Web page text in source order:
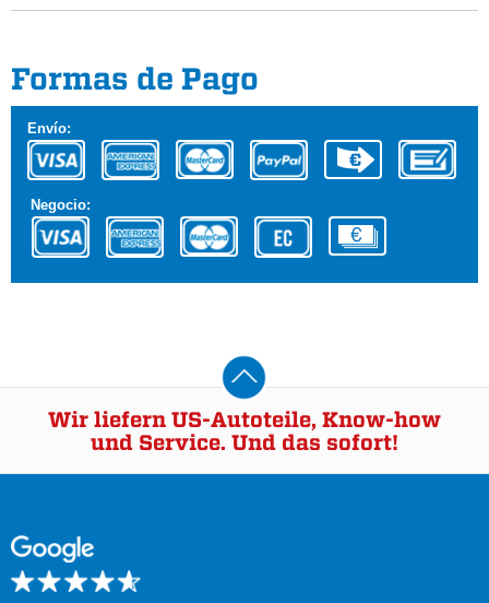
Formas de Pago
Envío:
Negocio:
Wir liefern US-Autoteile, Know-how
und Service. Und das sofort!